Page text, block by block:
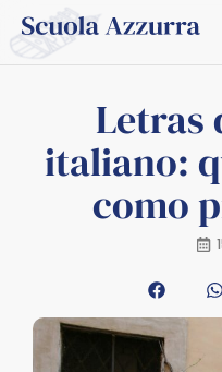
Letras
italiano:
como